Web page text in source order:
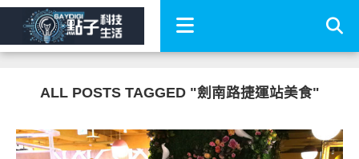
ALL POSTS TAGGED "劍南路捷運站美食"